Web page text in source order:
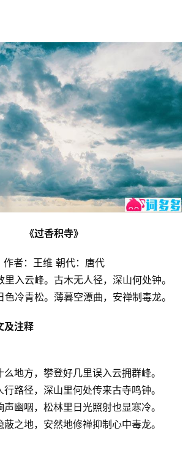
《过香积寺》
作者：王维 朝代：唐代
里入云峰。古木无人径，深山何处钟。
色冷青松。薄暮空潭曲，安禅制毒龙。
及注释
地方，攀登好几里误入云拥群峰。
路径，深山里何处传来古寺鸣钟。
幽咽，松林里日光照射也显寒冷。
之地，安然地修禅抑制心中毒龙。